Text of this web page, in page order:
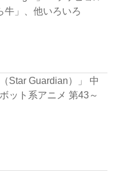
牛」、他いろいろ
Star Guardian）」 中
ット系アニメ 第43～